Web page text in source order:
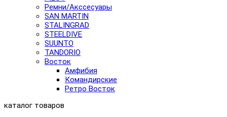
Pемни/Акссесуары
SAN MARTIN
STALINGRAD
STEELDIVE
SUUNTO
TANDORIO
Восток
Амфибия
Командирские
Ретро Восток
каталог товаров